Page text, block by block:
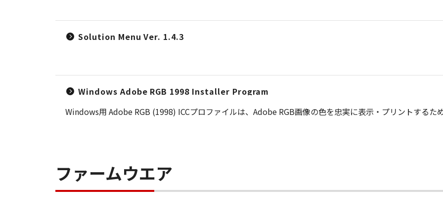
Solution Menu Ver. 1.4.3
Windows Adobe RGB 1998 Installer Program
Windows用 Adobe RGB (1998) ICCプロファイルは、Adobe RGB画像の色を忠実に表示・プリントするた
ファームウエア